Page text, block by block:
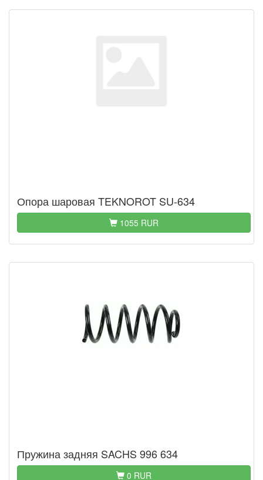
Опора шаровая TEKNOROT SU-634
1055 RUR
Пружина задняя SACHS 996 634
0 RUR